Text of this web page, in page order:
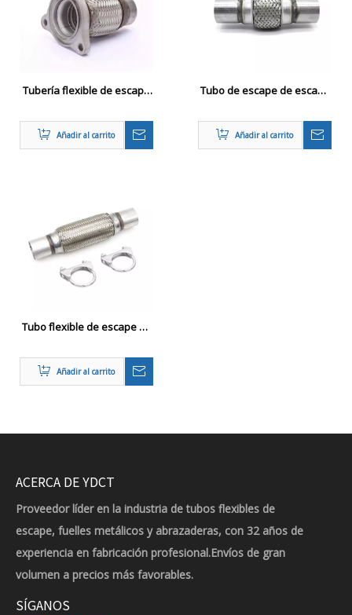
Tubería flexible de escape
Añadir al carrito
Tubo de escape de escape
automóvil Tubo de
reparación de juntas
flexibles de soldadura
Añadir al carrito
Tubo flexible de escape de
automático con abrazadera
en forma de U
Añadir al carrito
ACERCA DE YDCT
Proveedor líder en la industria de tubos flexibles de
escape, fuelles metálicos y abrazaderas, con 32 años de
experiencia en fabricación profesional.Envíos de gran
volumen a precios más favorables.
SÍGANOS